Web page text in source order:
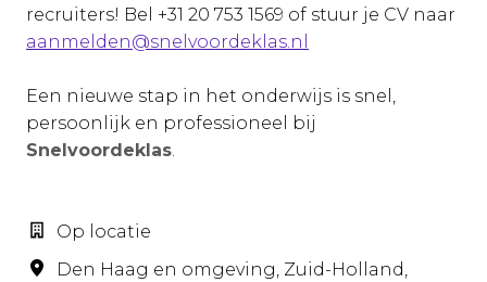
recruiters! Bel +31 20 753 1569 of stuur je CV naar
aanmelden@snelvoordeklas.nl
Een nieuwe stap in het onderwijs is snel,
persoonlijk en professioneel bij
Snelvoordeklas.
Op locatie
Den Haag en omgeving, Zuid-Holland,